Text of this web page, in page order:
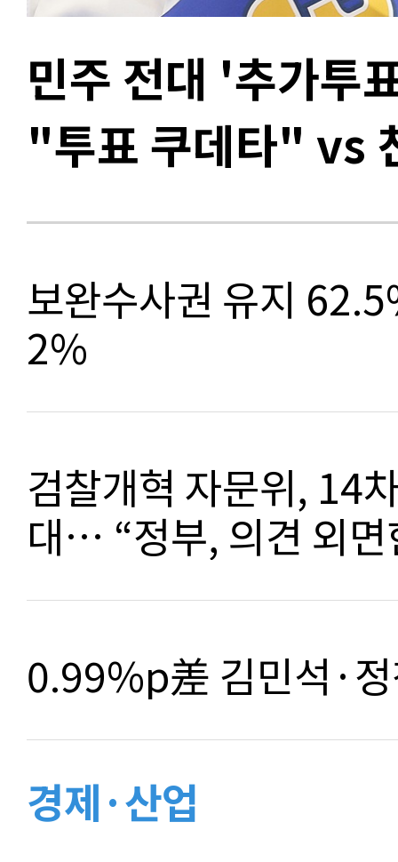
민주 전대 '추가투
"투표 쿠데타" vs
보완수사권 유지
2%
검찰개혁 자문위, 14
대… “정부, 의견 외면
0.99%p差 김민석·
경제·산업